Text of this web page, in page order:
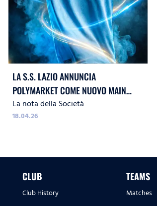
LA S.S. LAZIO ANNUNCIA
POLYMARKET COME NUOVO MAIN
SPONSOR
La nota della Società
18.04.26
CLUB
Club History
TEAMS
Matches